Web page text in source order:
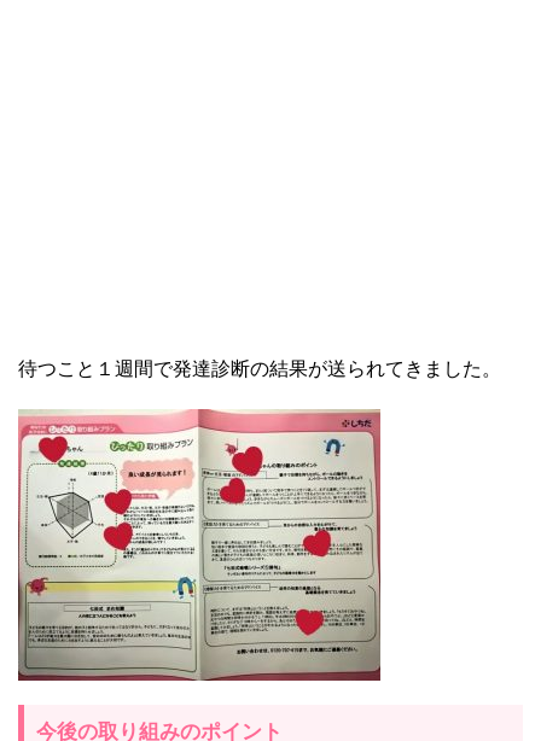
待つこと１週間で発達診断の結果が送られてきました。
今後の取り組みのポイント